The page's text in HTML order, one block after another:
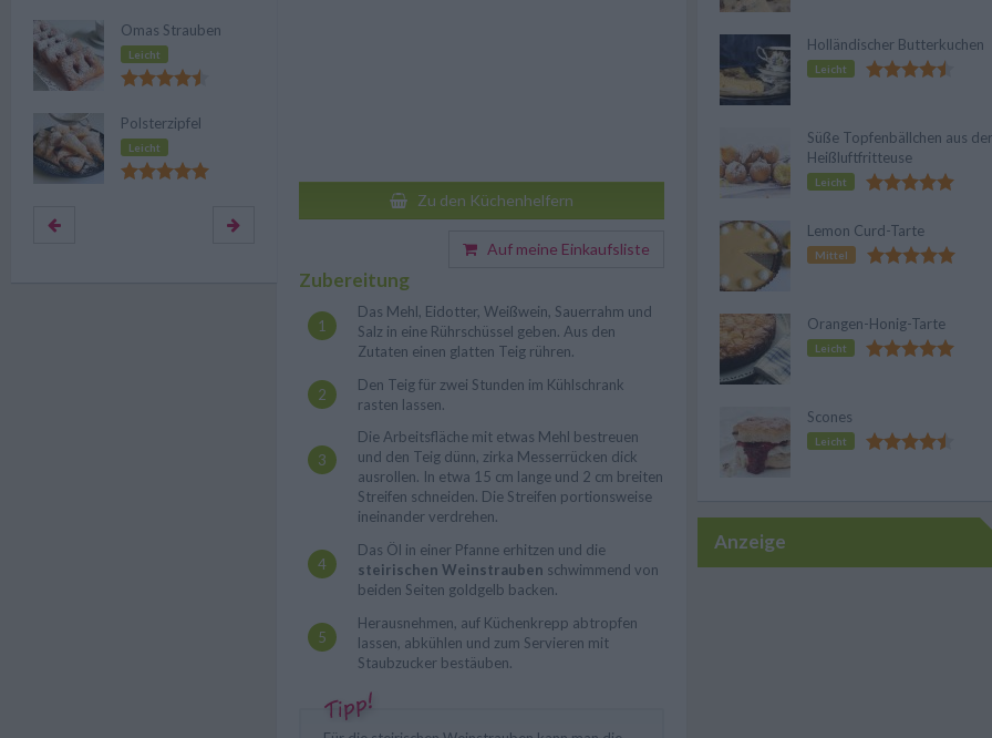
Zu den Küchenhelfern
Auf meine Einkaufsliste
Zubereitung
Das Mehl, Eidotter, Weißwein, Sauerrahm und
Salz in eine Rührschüssel geben. Aus den
Zutaten einen glatten Teig rühren.
Den Teig für zwei Stunden im Kühlschrank
rasten lassen.
Die Arbeitsfläche mit etwas Mehl bestreuen
und den Teig dünn, zirka Messerrücken dick
ausrollen. In etwa 15 cm lange und 2 cm breiten
Streifen schneiden. Die Streifen portionsweise
ineinander verdrehen.
Das Öl in einer Pfanne erhitzen und die
steirischen Weinstrauben schwimmend von
beiden Seiten goldgelb backen.
Herausnehmen, auf Küchenkrepp abtropfen
lassen, abkühlen und zum Servieren mit
Staubzucker bestäuben.
Omas Strauben
Leicht
Polsterzipfel
Leicht
Holländischer Butterkuchen
Leicht
Süße Topfenbällchen aus der
Heißluftfritteuse
Leicht
Lemon Curd-Tarte
Mittel
Orangen-Honig-Tarte
Leicht
Scones
Leicht
Anzeige